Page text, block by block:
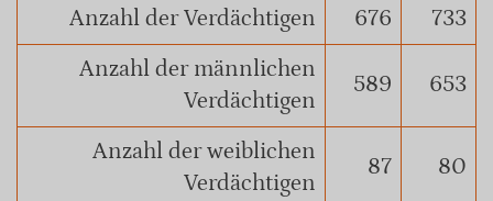
Anzahl der Verdächtigen 676
733
Anzahl der männlichen
Verdächtigen
589 653
Anzahl der weiblichen
Verdächtigen
87 80